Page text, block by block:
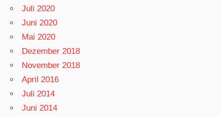
Juli 2020
Juni 2020
Mai 2020
Dezember 2018
November 2018
April 2016
Juli 2014
Juni 2014